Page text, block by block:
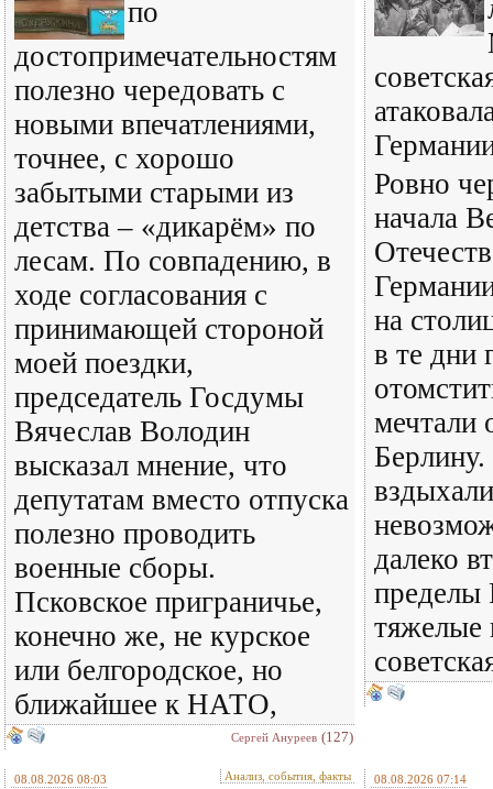
по
достопримечательностям
полезно чередовать с
новыми впечатлениями,
точнее, с хорошо
забытыми старыми из
детства – «дикарём» по
лесам. По совпадению, в
ходе согласования с
принимающей стороной
моей поездки,
председатель Госдумы
Вячеслав Володин
высказал мнение, что
депутатам вместо отпуска
полезно проводить
военные сборы.
Псковское приграничье,
конечно же, не курское
или белгородское, но
ближайшее к НАТО,
Сергей Ануреев (127)
Ровно
начала
на
в те дни
мечтали
далеко
пределы
тяжелые
08.08.2026 08:03 Анализ, события, факты 08.08.2026 07:14